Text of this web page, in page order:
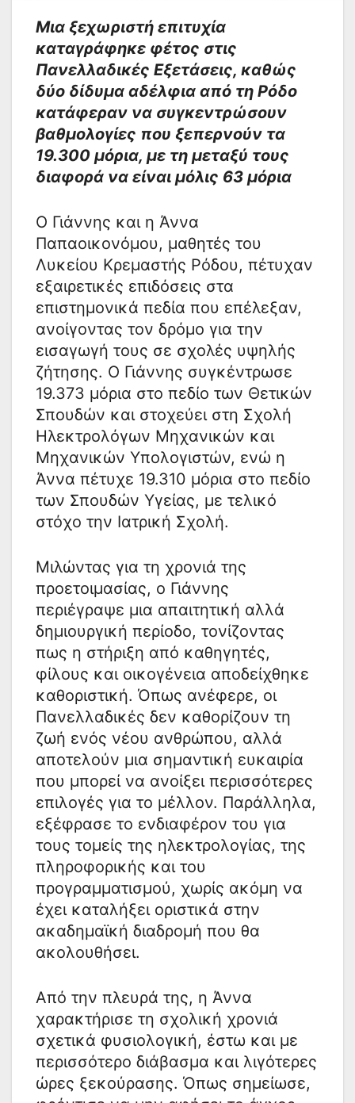
Μια ξεχωριστή επιτυχία
καταγράφηκε φέτος στις
Πανελλαδικές Εξετάσεις, καθώς
δύο δίδυμα αδέλφια από τη Ρόδο
κατάφεραν να συγκεντρώσουν
βαθμολογίες που ξεπερνούν τα
19.300 μόρια, με τη μεταξύ τους
διαφορά να είναι μόλις 63 μόρια
Ο Γιάννης και η Άννα
Παπαοικονόμου, μαθητές του
Λυκείου Κρεμαστής Ρόδου, πέτυχαν
εξαιρετικές επιδόσεις στα
επιστημονικά πεδία που επέλεξαν,
ανοίγοντας τον δρόμο για την
εισαγωγή τους σε σχολές υψηλής
ζήτησης. Ο Γιάννης συγκέντρωσε
19.373 μόρια στο πεδίο των Θετικών
Σπουδών και στοχεύει στη Σχολή
Ηλεκτρολόγων Μηχανικών και
Μηχανικών Υπολογιστών, ενώ η
Άννα πέτυχε 19.310 μόρια στο πεδίο
των Σπουδών Υγείας, με τελικό
στόχο την Ιατρική Σχολή.
Μιλώντας για τη χρονιά της
προετοιμασίας, ο Γιάννης
περιέγραψε μια απαιτητική αλλά
δημιουργική περίοδο, τονίζοντας
πως η στήριξη από καθηγητές,
φίλους και οικογένεια αποδείχθηκε
καθοριστική. Όπως ανέφερε, οι
Πανελλαδικές δεν καθορίζουν τη
ζωή ενός νέου ανθρώπου, αλλά
αποτελούν μια σημαντική ευκαιρία
που μπορεί να ανοίξει περισσότερες
επιλογές για το μέλλον. Παράλληλα,
εξέφρασε το ενδιαφέρον του για
τους τομείς της ηλεκτρολογίας, της
πληροφορικής και του
προγραμματισμού, χωρίς ακόμη να
έχει καταλήξει οριστικά στην
ακαδημαϊκή διαδρομή που θα
ακολουθήσει.
Από την πλευρά της, η Άννα
χαρακτήρισε τη σχολική χρονιά
σχετικά φυσιολογική, έστω και με
περισσότερο διάβασμα και λιγότερες
ώρες ξεκούρασης. Όπως σημείωσε,